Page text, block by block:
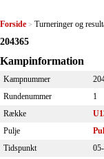
Forside > Turneringer og
204365
Kampinformation
Kampnummer
Rundenummer
1
Række
Pulje
Tidspunkt